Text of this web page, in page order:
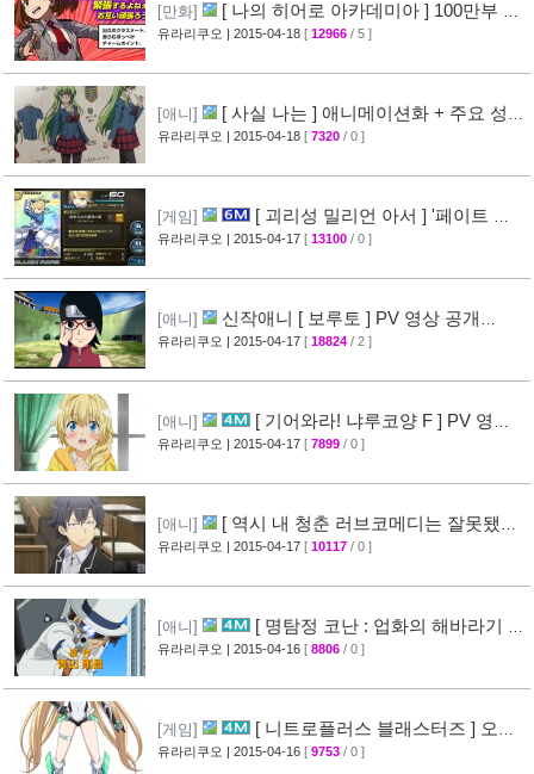
[만화]
[ 나의 히어로 아카데미아 ] 100만부 돌
파 & 특설페이지 오픈 [44]
유라리쿠오 | 2015-04-18 [ 12966 / 5 ]
[애니]
[ 사실 나는 ] 애니메이션화 + 주요 성우
진 명단 공개 [32]
유라리쿠오 | 2015-04-18 [ 7320 / 0 ]
[게임]
[ 괴리성 밀리언 아서 ] '페이트 스
테이 나이트' 제휴 이벤트 정보
유라리쿠오 | 2015-04-17 [ 13100 / 0 ]
[애니]
신작애니 [ 보루토 ] PV 영상 공개
(BORUTO) [68]
유라리쿠오 | 2015-04-17 [ 18824 / 2 ]
[애니]
[ 기어와라! 냐루코양 F ] PV 영상
공개 [32]
유라리쿠오 | 2015-04-17 [ 7899 / 0 ]
[애니]
[ 역시 내 청춘 러브코메디는 잘못됐다
속 ] 3화 선행컷 + 개요 공개
유라리쿠오 | 2015-04-17 [ 10117 / 0 ]
[애니]
[ 명탐정 코난 : 업화의 해바라기 ]
CM 영상 공개 [40]
유라리쿠오 | 2015-04-16 [ 8806 / 0 ]
[게임]
[ 니트로플러스 블래스터즈 ] 오프
닝 영상 공개 [32]
유라리쿠오 | 2015-04-16 [ 9753 / 0 ]